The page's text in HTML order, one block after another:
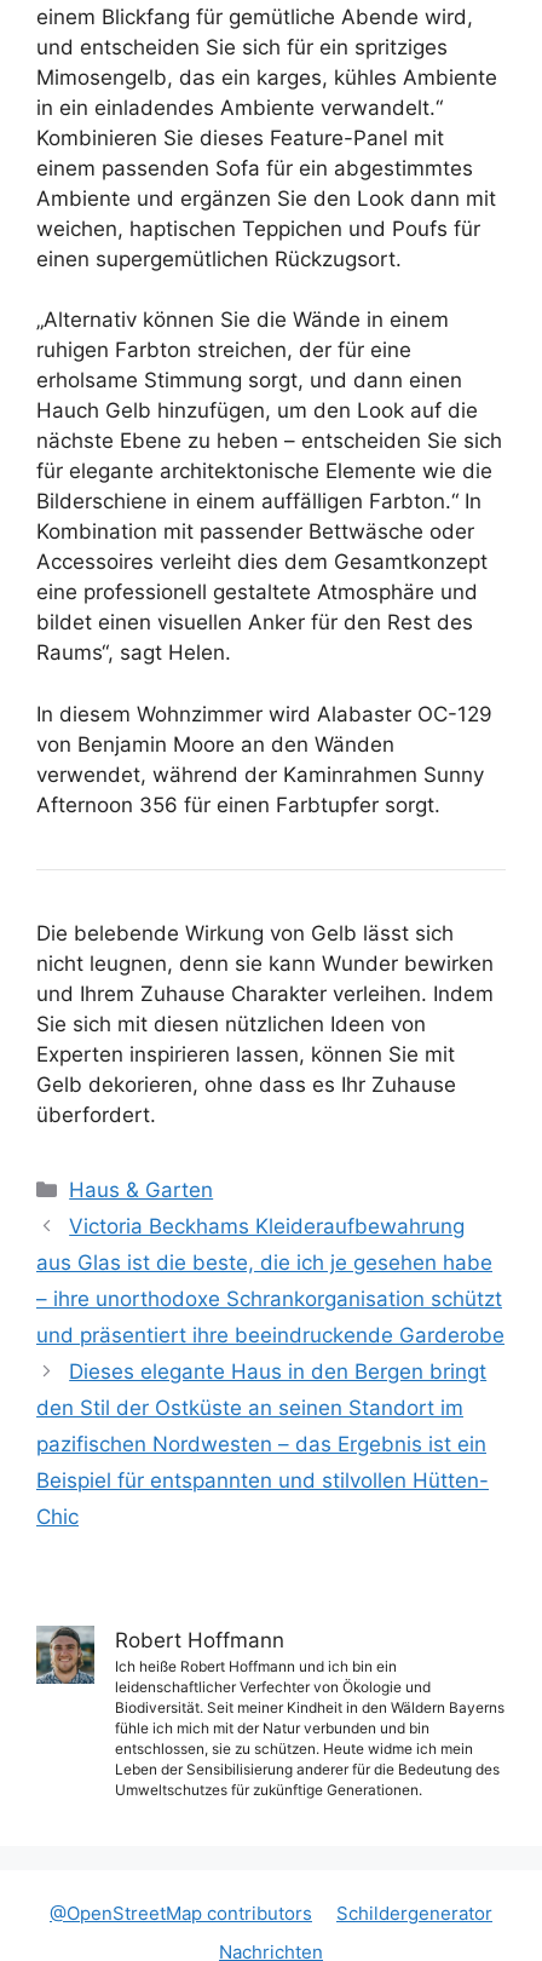
einem Blickfang für gemütliche Abende wird,
und entscheiden Sie sich für ein spritziges
Mimosengelb, das ein karges, kühles Ambiente
in ein einladendes Ambiente verwandelt.“
Kombinieren Sie dieses Feature-Panel mit
einem passenden Sofa für ein abgestimmtes
Ambiente und ergänzen Sie den Look dann mit
weichen, haptischen Teppichen und Poufs für
einen supergemütlichen Rückzugsort.
„Alternativ können Sie die Wände in einem
ruhigen Farbton streichen, der für eine
erholsame Stimmung sorgt, und dann einen
Hauch Gelb hinzufügen, um den Look auf die
nächste Ebene zu heben – entscheiden Sie sich
für elegante architektonische Elemente wie die
Bilderschiene in einem auffälligen Farbton.“ In
Kombination mit passender Bettwäsche oder
Accessoires verleiht dies dem Gesamtkonzept
eine professionell gestaltete Atmosphäre und
bildet einen visuellen Anker für den Rest des
Raums“, sagt Helen.
In diesem Wohnzimmer wird Alabaster OC-129
von Benjamin Moore an den Wänden
verwendet, während der Kaminrahmen Sunny
Afternoon 356 für einen Farbtupfer sorgt.
Die belebende Wirkung von Gelb lässt sich
nicht leugnen, denn sie kann Wunder bewirken
und Ihrem Zuhause Charakter verleihen. Indem
Sie sich mit diesen nützlichen Ideen von
Experten inspirieren lassen, können Sie mit
Gelb dekorieren, ohne dass es Ihr Zuhause
überfordert.
Kategorien
Haus & Garten
Victoria Beckhams Kleideraufbewahrung
aus Glas ist die beste, die ich je gesehen habe
– ihre unorthodoxe Schrankorganisation schützt
und präsentiert ihre beeindruckende Garderobe
Dieses elegante Haus in den Bergen bringt
den Stil der Ostküste an seinen Standort im
pazifischen Nordwesten – das Ergebnis ist ein
Beispiel für entspannten und stilvollen Hütten-
Chic
Robert Hoffmann
Ich heiße Robert Hoffmann und ich bin ein
leidenschaftlicher Verfechter von Ökologie und
Biodiversität. Seit meiner Kindheit in den Wäldern Bayerns
fühle ich mich mit der Natur verbunden und bin
entschlossen, sie zu schützen. Heute widme ich mein
Leben der Sensibilisierung anderer für die Bedeutung des
Umweltschutzes für zukünftige Generationen.
@OpenStreetMap contributors
Schildergenerator
Nachrichten